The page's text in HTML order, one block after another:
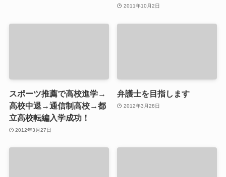
2011年10月2日
スポーツ推薦で高校進学→
高校中退→通信制高校→都
立高校転編入学成功！
2012年3月27日
弁護士を目指します
2012年3月28日